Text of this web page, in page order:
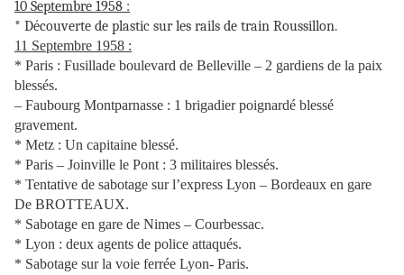
10 Septembre 1958 :
* Découverte de plastic sur les rails de train Roussillon.
11 Septembre 1958 :
* Paris : Fusillade boulevard de Belleville – 2 gardiens de la paix
blessés.
– Faubourg Montparnasse : 1 brigadier poignardé blessé
gravement.
* Metz : Un capitaine blessé.
* Paris – Joinville le Pont : 3 militaires blessés.
* Tentative de sabotage sur l’express Lyon – Bordeaux en gare
De BROTTEAUX.
* Sabotage en gare de Nimes – Courbessac.
* Lyon : deux agents de police attaqués.
* Sabotage sur la voie ferrée Lyon- Paris.